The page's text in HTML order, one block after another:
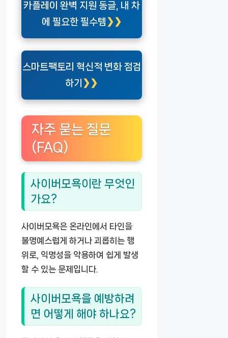
카플레이 완벽 지원 동글, 내 차
에 필요한 필수템
스마트팩토리 혁신적 변화 점검
하기
자주 묻는 질문
(FAQ)
사이버모욕이란 무엇인
가요?
사이버모욕은 온라인에서 타인을
불명예스럽게 하거나 괴롭히는 행
위로, 익명성을 악용하여 쉽게 발생
할 수 있는 문제입니다.
사이버모욕을 예방하려
면 어떻게 해야 하나요?